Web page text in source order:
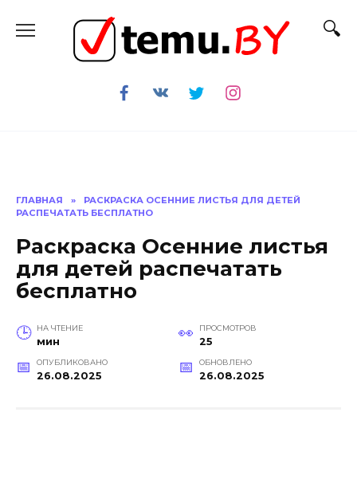
содержанию
ГЛАВНАЯ »
РАСКРАСКА ОСЕННИЕ ЛИСТЬЯ ДЛЯ ДЕТЕЙ
РАСПЕЧАТАТЬ БЕСПЛАТНО
Раскраска Осенние листья
для детей распечатать
бесплатно
НА ЧТЕНИЕ
мин
ПРОСМОТРОВ
25
ОПУБЛИКОВАНО
26.08.2025
ОБНОВЛЕНО
26.08.2025